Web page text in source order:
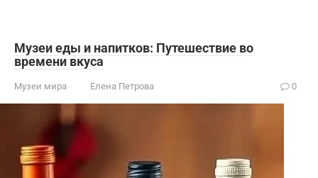
Музеи еды и напитков: Путешествие во
времени вкуса
Музеи мира Елена Петрова 0